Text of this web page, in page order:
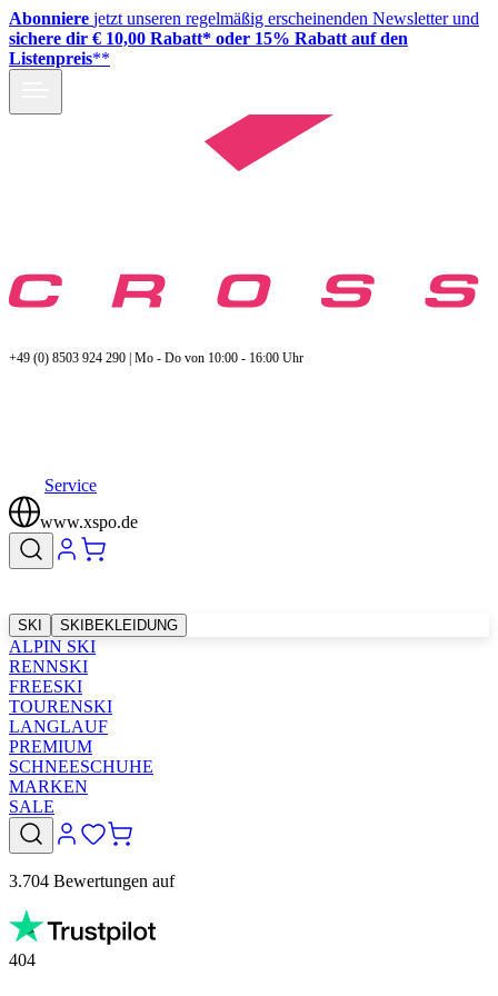
Abonniere jetzt unseren regelmäßig erscheinenden Newsletter und
sichere dir € 10,00 Rabatt* oder 15% Rabatt auf den
Listenpreis**
+49 (0) 8503 924 290 | Mo - Do von 10:00 - 16:00 Uhr
Service
www.xspo.de
SKI SKIBEKLEIDUNG
ALPIN SKI
RENNSKI
FREESKI
TOURENSKI
LANGLAUF
PREMIUM
SCHNEESCHUHE
MARKEN
SALE
3.704 Bewertungen auf
404